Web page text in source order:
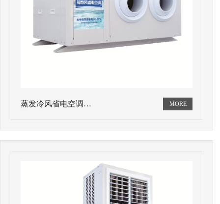
蒸发冷风省电空调…